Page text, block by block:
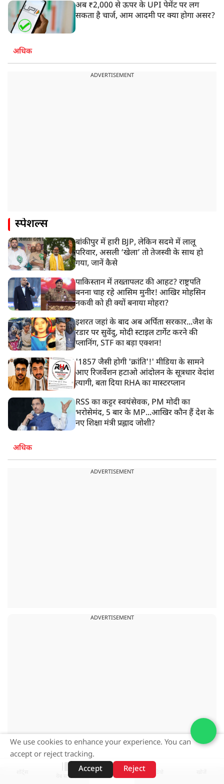
अब ₹2,000 से ऊपर के UPI पेमेंट पर लग
सकता है चार्ज, आम आदमी पर क्या होगा असर?
अधिक
ADVERTISEMENT
स्पेशल्स
बांकीपुर में हारी BJP, लेकिन सदमे में लालू
परिवार, असली ‘खेला’ तो तेजस्वी के साथ हो
गया, जानें कैसे
पाकिस्तान में तख्तापलट की आहट? राष्ट्रपति
बनना चाह रहे आसिम मुनीर! आखिर मोहसिन
नकवी को ही क्यों बनाया मोहरा?
इशरत जहां के बाद अब अर्पिता सरकार...जैश के
रडार पर सुवेंदु, मोदी स्टाइल टार्गेट करने की
प्लानिंग, STF का बड़ा एक्शन!
'1857 जैसी होगी 'क्रांति'!' मीडिया के सामने
आए रिजर्वेशन हटाओ आंदोलन के सूत्रधार वेदांश
त्यागी, बता दिया RHA का मास्टरप्लान
RSS का कट्टर स्वयंसेवक, PM मोदी का
भरोसेमंद, 5 बार के MP...आखिर कौन हैं देश के
नए शिक्षा मंत्री प्रह्लाद जोशी?
अधिक
ADVERTISEMENT
ADVERTISEMENT
वेब स्टोरीज़
We use cookies to enhance your experience. You can
accept or reject tracking.
Accept
Reject